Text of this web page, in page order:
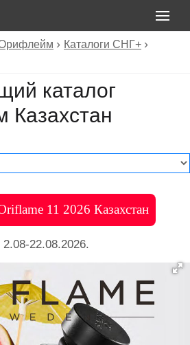
Орифлейм
Каталоги СНГ+
каталог
11 2026 Казахстан
2.08-22.08.2026.